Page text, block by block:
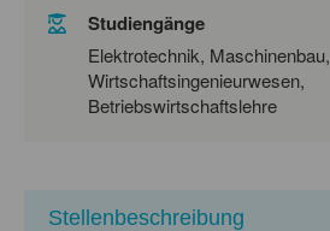
Studiengänge
Elektrotechnik, Maschinenbau,
Wirtschaftsingenieurwesen,
Betriebswirtschaftslehre
Stellenbeschreibung